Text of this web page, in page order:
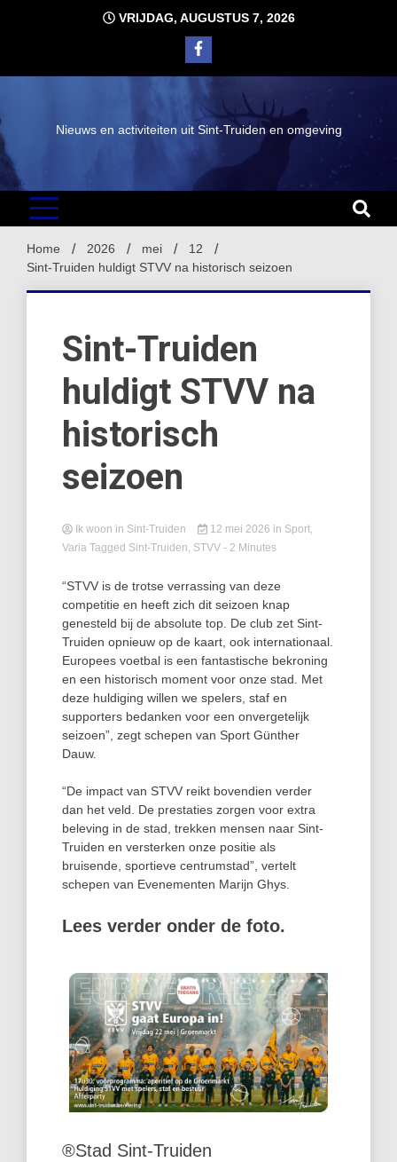
VRIJDAG, AUGUSTUS 7, 2026
Nieuws en activiteiten uit Sint-Truiden en omgeving
Home 2026 mei
12
Sint-Truiden huldigt STVV na historisch seizoen
Sint-Truiden
huldigt STVV na
historisch
seizoen
Ik woon in Sint-Truiden 12 mei 2026 in Sport,
Varia Tagged Sint-Truiden, STVV - 2 Minutes
“STVV is de trotse verrassing van deze
competitie en heeft zich dit seizoen knap
genesteld bij de absolute top. De club zet Sint-
Truiden opnieuw op de kaart, ook internationaal.
Europees voetbal is een fantastische bekroning
en een historisch moment voor onze stad. Met
deze huldiging willen we spelers, staf en
supporters bedanken voor een onvergetelijk
seizoen”, zegt schepen van Sport Günther
Dauw.
“De impact van STVV reikt bovendien verder
dan het veld. De prestaties zorgen voor extra
beleving in de stad, trekken mensen naar Sint-
Truiden en versterken onze positie als
bruisende, sportieve centrumstad”, vertelt
schepen van Evenementen Marijn Ghys.
Lees verder onder de foto.
®Stad Sint-Truiden